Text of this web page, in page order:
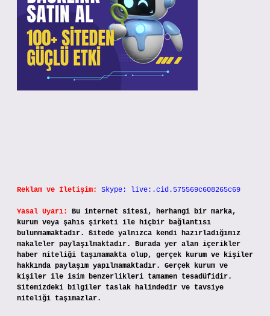
Reklam ve İletişim: Skype: live:.cid.575569c608265c69
Yasal Uyarı:
Bu internet sitesi, herhangi bir marka,
kurum veya şahıs şirketi ile hiçbir bağlantısı
bulunmamaktadır. Sitede yalnızca kendi hazırladığımız
makaleler paylaşılmaktadır. Burada yer alan içerikler
haber niteliği taşımamakta olup, gerçek kurum ve kişiler
hakkında paylaşım yapılmamaktadır. Gerçek kurum ve
kişiler ile isim benzerlikleri tamamen tesadüfidir.
Sitemizdeki bilgiler taslak halindedir ve tavsiye
niteliği taşımazlar.